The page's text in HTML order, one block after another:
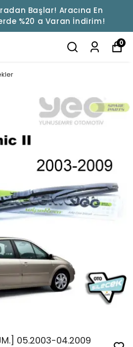
Başlar! Aracına En
%20 a Varan İndirim!
0
05.2003-04.2009